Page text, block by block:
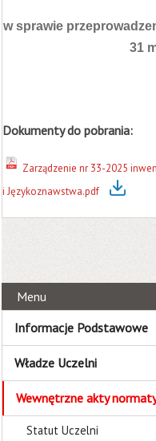
w sprawie
31
Dokumenty do pobrania:
Zarządzenie nr 33-2025
i Językoznawstwa.pdf
Menu
Informacje Podstawowe
Władze Uczelni
Wewnętrzne akty
Statut Uczelni